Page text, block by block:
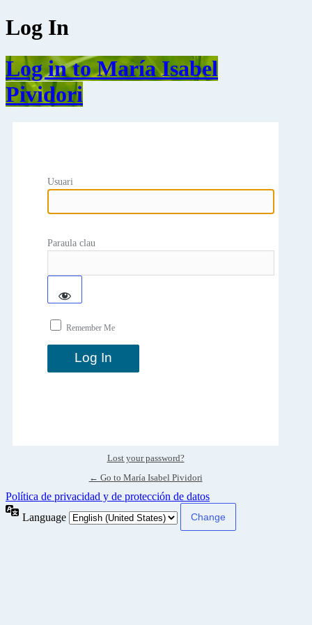
Log In
Log in to María Isabel
Pividori
Usuari
Paraula clau
Remember Me
Lost your password?
← Go to María Isabel Pividori
Política de privacidad y de protección de datos
Language